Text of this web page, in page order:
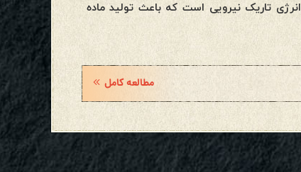
همبستگی کوانتومی است.https://en.wikipedia.org/wiki/Dark_energyانرژی تاریک نیرویی است که باعث تولید ماده
مطالعه کامل